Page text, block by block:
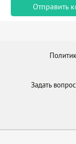
Задать